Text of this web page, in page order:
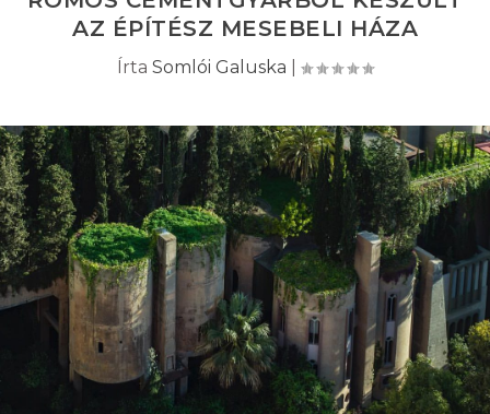
AZ ÉPÍTÉSZ MESEBELI HÁZA
Írta Somlói Galuska